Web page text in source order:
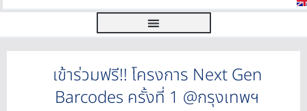
เข้าร่วมฟรี!! โครงการ Next Gen
Barcodes ครั้งที่ 1 @กรุงเทพฯ